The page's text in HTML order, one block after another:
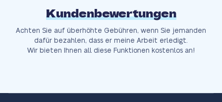
Kundenbewertungen
Achten Sie auf überhöhte Gebühren, wenn Sie jemanden
dafür bezahlen, dass er meine Arbeit erledigt.
Wir bieten Ihnen all diese Funktionen kostenlos an!